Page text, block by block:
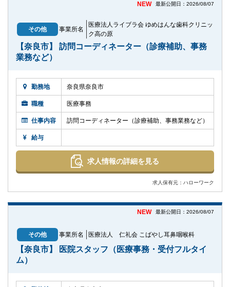
NEW 最新公開日：2026/08/07
その他 事業所名
医療法人ライブラ会 ゆめはんな歯科クリニッ
ク高の原
【奈良市】 訪問コーディネーター（診療補助、事務
業務など）
勤務地 奈良県奈良市
職種 医療事務
仕事内容 訪問コーディネーター（診療補助、事務業務など）
給与
求人情報の詳細を見る
求人保有元：ハローワーク
NEW 最新公開日：2026/08/07
その他 事業所名 医療法人 仁礼会 こばやし耳鼻咽喉科
【奈良市】 医院スタッフ（医療事務・受付フルタイ
ム）